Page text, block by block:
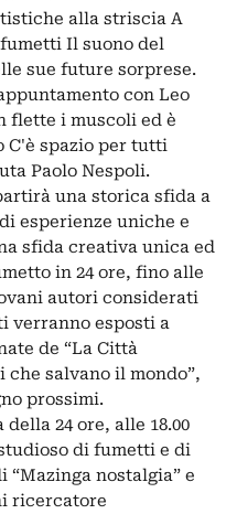
alla striscia A
Il suono del
sue future sorprese.
con Leo
flette i muscoli ed è
C'è spazio per tutti
Paolo Nespoli.
una storica sfida a
esperienze uniche e
sfida creativa unica ed
in 24 ore, fino alle
autori considerati
verranno esposti a
de “La Città
salvano il mondo”,
prossimi.
24 ore, alle 18.00
di fumetti e di
“Mazinga nostalgia” e
ricercatore